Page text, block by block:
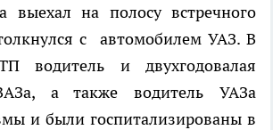
выехал на полосу встречного
с автомобилем УАЗ. В
водитель и двухгодовалая
а также водитель УАЗа
и были госпитализированы в